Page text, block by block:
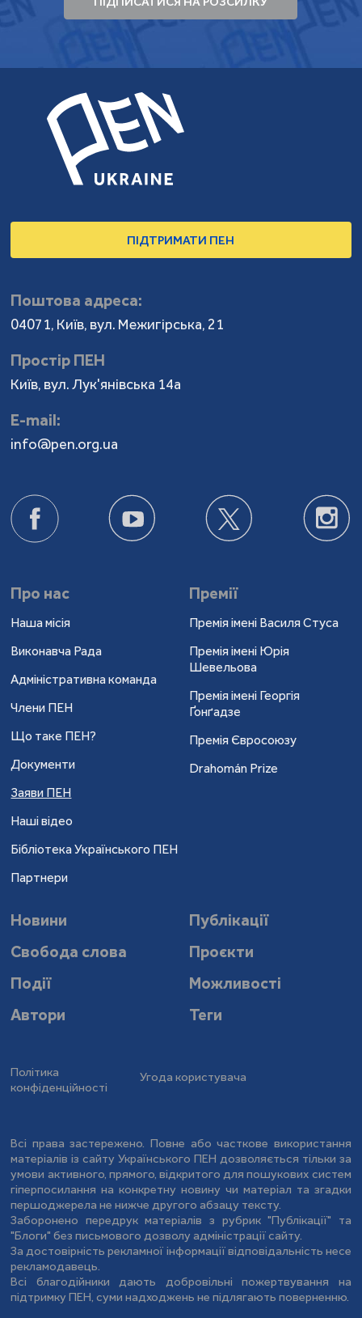
ПІДТРИМАТИ ПЕН
Поштова адреса:
04071, Київ, вул. Межигірська, 21
Простір ПЕН
Київ, вул. Лук'янівська 14а
Е-mail:
info@pen.org.ua
Про нас
Наша місія
Виконавча Рада
Адміністративна команда
Члени ПЕН
Що таке ПЕН?
Документи
Заяви ПЕН
Наші відео
Бібліотека Українського ПЕН
Партнери
Премії
Премія імені Василя Стуса
Премія імені Юрія
Шевельова
Премія імені Георгія
Ґонґадзе
Премія Євросоюзу
Drahomán Prize
Новини
Публікації
Свобода слова
Проєкти
Події
Можливості
Автори
Теги
Політика
конфіденційності
Угода користувача
Всі права застережено. Повне або часткове використання
матеріалів із сайту Українського ПЕН дозволяється тільки за
умови активного, прямого, відкритого для пошукових систем
гіперпосилання на конкретну новину чи матеріал та згадки
першоджерела не нижче другого абзацу тексту.
Заборонено передрук матеріалів з рубрик "Публікації" та
"Блоги" без письмового дозволу адміністрації сайту.
За достовірність рекламної інформації відповідальність несе
рекламодавець.
Всі благодійники дають добровільні пожертвування на
підтримку ПЕН, суми надходжень не підлягають поверненню.